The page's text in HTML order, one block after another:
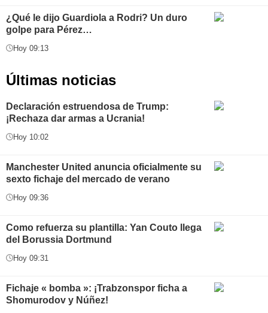
¿Qué le dijo Guardiola a Rodri? Un duro
golpe para Pérez…
Hoy 09:13
Últimas noticias
Declaración estruendosa de Trump:
¡Rechaza dar armas a Ucrania!
Hoy 10:02
Manchester United anuncia oficialmente su
sexto fichaje del mercado de verano
Hoy 09:36
Como refuerza su plantilla: Yan Couto llega
del Borussia Dortmund
Hoy 09:31
Fichaje « bomba »: ¡Trabzonspor ficha a
Shomurodov y Núñez!